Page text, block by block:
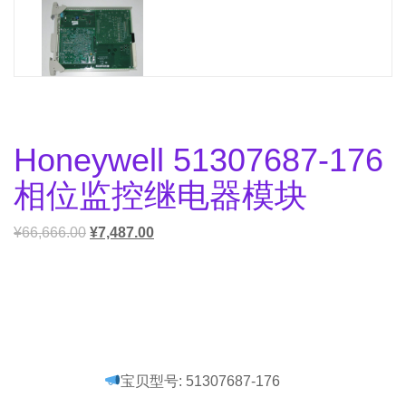
Honeywell 51307687-176
相位监控继电器模块
¥66,666.00 ¥7,487.00
宝贝型号: 51307687-176